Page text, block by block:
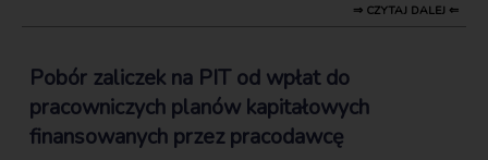
⇒ CZYTAJ DALEJ ⇐
Pobór zaliczek na PIT od wpłat do
pracowniczych planów kapitałowych
finansowanych przez pracodawcę